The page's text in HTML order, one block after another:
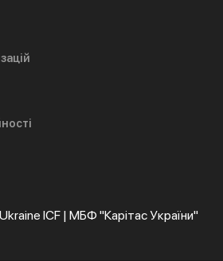
ICF | МБФ "Карітас України"